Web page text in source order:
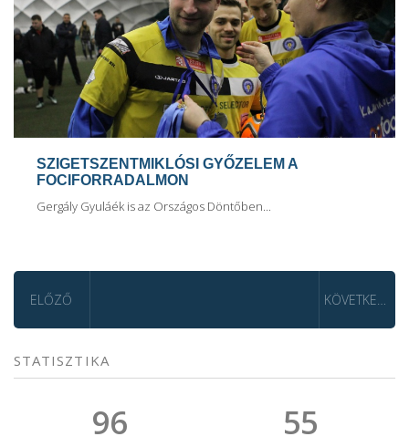
SZIGETSZENTMIKLÓSI GYŐZELEM A
FOCIFORRADALMON
Gergály Gyuláék is az Országos Döntőben...
ELŐZŐ KÖVETKEZŐ
STATISZTIKA
96 55